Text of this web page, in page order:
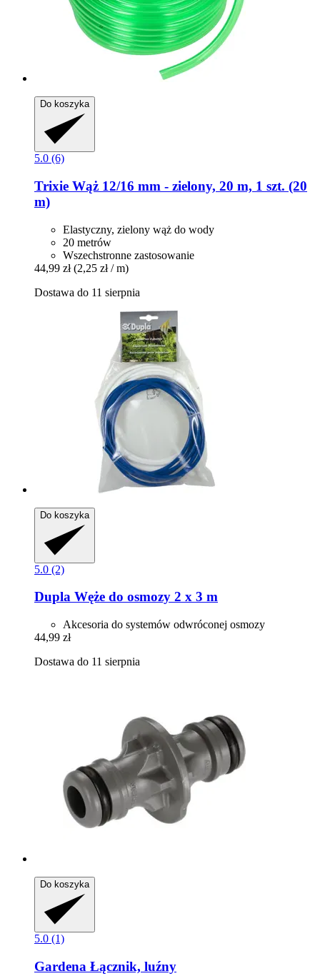
Do koszyka
5.0 (6)
Trixie Wąż 12/16 mm -​ zielony, 20 m, 1 szt. (20
m)
Elastyczny, zielony wąż do wody
20 metrów
Wszechstronne zastosowanie
44,99 zł (2,25 zł / m)
Dostawa do 11 sierpnia
Do koszyka
5.0 (2)
Dupla Węże do osmozy 2 x 3 m
Akcesoria do systemów odwróconej osmozy
44,99 zł
Dostawa do 11 sierpnia
Do koszyka
5.0 (1)
Gardena Łącznik, luźny